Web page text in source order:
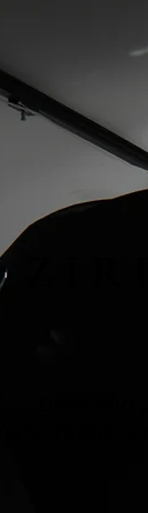
Z I
מפורסמים,
אמנות, עיצוב.